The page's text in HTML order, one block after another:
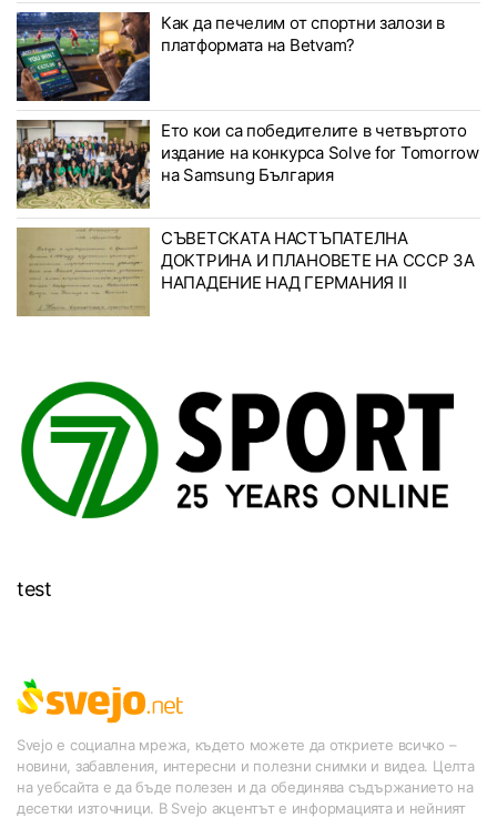
Как да печелим от спортни залози в
платформата на Betvam?
Ето кои са победителите в четвъртото
издание на конкурса Solve for Tomorrow
на Samsung България
СЪВЕТСКАТА НАСТЪПАТЕЛНА
ДОКТРИНА И ПЛАНОВЕТЕ НА СССР ЗА
НАПАДЕНИЕ НАД ГЕРМАНИЯ II
test
Svejo е социална мрежа, където можете да откриете всичко –
новини, забавления, интересни и полезни снимки и видеа. Целта
на уебсайта е да бъде полезен и да обединява съдържанието на
десетки източници. В Svejo акцентът е информацията и нейният